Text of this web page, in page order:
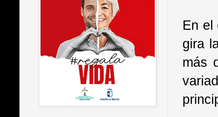
En el
gira
más